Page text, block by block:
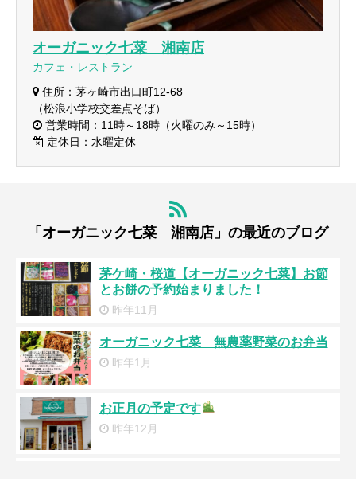
オーガニック七菜 湘南店
カフェ・レストラン
住所：茅ヶ崎市出口町12-68
（松浪小学校交差点そば）
営業時間：11時～18時（火曜のみ～15時）
定休日：水曜定休
「オーガニック七菜 湘南店」の最近のブログ
茅ケ崎・桜道【オーガニック七菜】お節
とお餅の予約始まりました！
昨年11月
オーガニック七菜 無農薬野菜のお弁当
昨年1月
お正月の予定です
昨年12月